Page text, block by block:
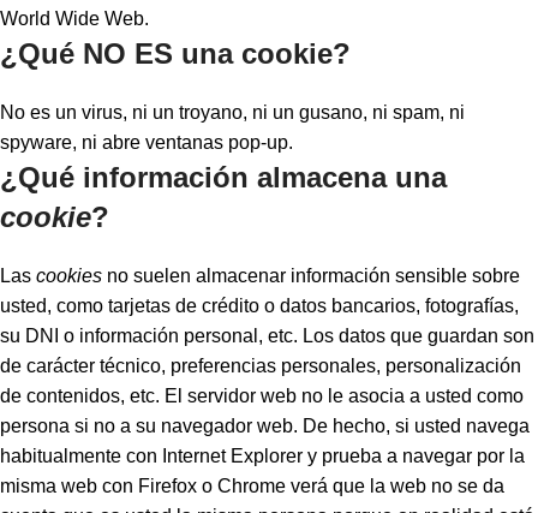
World Wide Web.
¿Qué NO ES una cookie?
No es un virus, ni un troyano, ni un gusano, ni spam, ni
spyware, ni abre ventanas pop-up.
¿Qué información almacena una
cookie?
Las cookies no suelen almacenar información sensible sobre
usted, como tarjetas de crédito o datos bancarios, fotografías,
su DNI o información personal, etc. Los datos que guardan son
de carácter técnico, preferencias personales, personalización
de contenidos, etc. El servidor web no le asocia a usted como
persona si no a su navegador web. De hecho, si usted navega
habitualmente con Internet Explorer y prueba a navegar por la
misma web con Firefox o Chrome verá que la web no se da